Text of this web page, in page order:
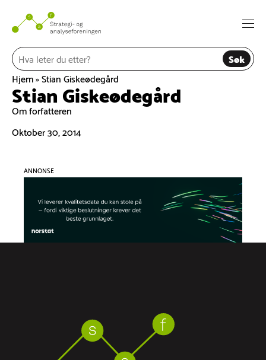
innhold
Søk
Hjem»Stian Giskeødegård
Stian Giskeødegård
Om forfatteren
Oktober 30, 2014
ANNONSE